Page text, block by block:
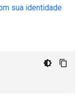
sua identidade